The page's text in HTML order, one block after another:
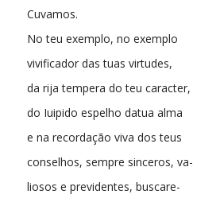
Cuvamos.
No teu exemplo, no exemplo
vivificador das tuas virtudes,
da rija tempera do teu caracter,
do Iuipido espelho datua alma
e na recordação viva dos teus
conselhos, sempre sinceros, va-
liosos e previdentes, buscare-